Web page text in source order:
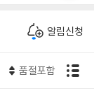
알림신청
품절포함